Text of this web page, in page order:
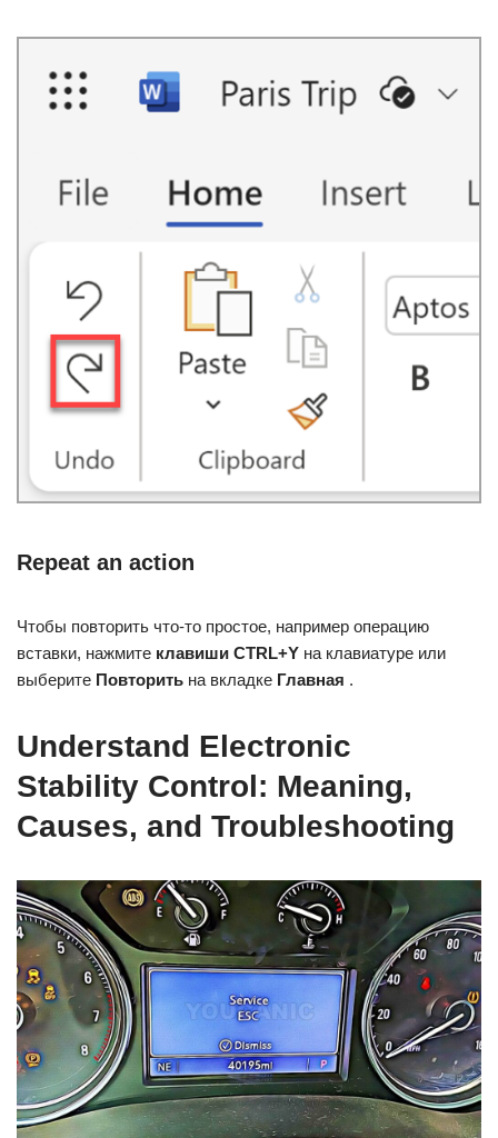
Repeat an action
Чтобы повторить что-то простое, например операцию
вставки, нажмите клавиши CTRL+Y на клавиатуре или
выберите Повторить на вкладке Главная .
Understand Electronic
Stability Control: Meaning,
Causes, and Troubleshooting